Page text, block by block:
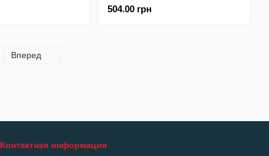
504.00 грн
Вперед
Контактная информация